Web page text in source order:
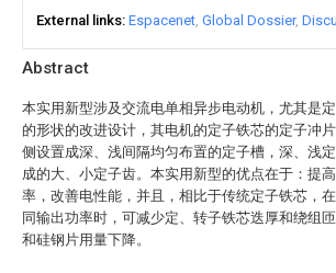
Abstract
本实用新型涉及交流电单相异步电动机，尤其是
的形状的改进设计，其电机的定子铁芯的定子冲
侧设置成深、浅间隔均匀布置的定子槽，深、浅
成的大、小定子齿。本实用新型的优点在于：提
率，改善电性能，并且，相比于传统定子铁芯，
同输出功率时，可减少定、转子铁芯迭厚和绕组
和硅钢片用量下降。
External links Espacenet Global Dossier